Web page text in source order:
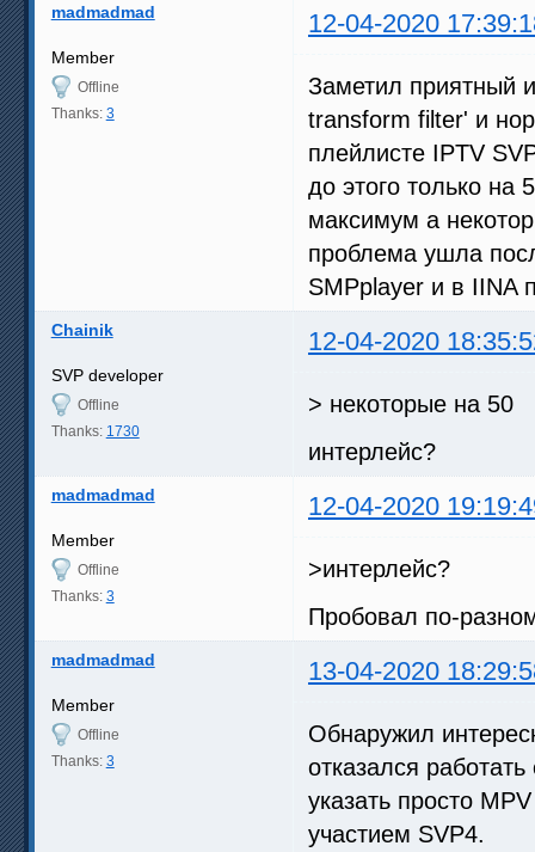
madmadmad 12-04-2020
Member
Offline
Thanks: 3
Заметил приятный
transform filter' и
плейлисте IPTV
до этого только на
максимум а
проблема ушла
SMPplayer и в IINA
Chainik 12-04-2020
SVP developer
Offline
Thanks: 1730
> некоторые на 50
интерлейс?
madmadmad 12-04-2020
Member
Offline
Thanks: 3
>интерлейс?
Пробовал по-
madmadmad 13-04-2020
Member
Offline
Thanks: 3
Обнаружил
отказался
указать просто
участием SVP4.